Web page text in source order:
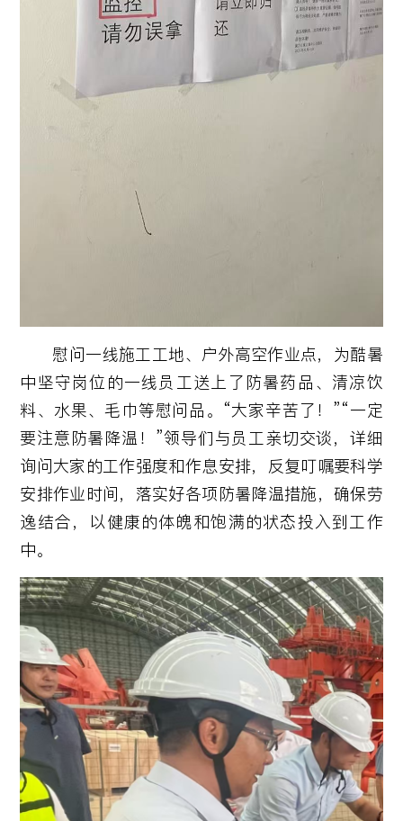
慰问一线施工工地、户外高空作业点，为酷暑
中坚守岗位的一线员工送上了防暑药品、清凉饮
料、水果、毛巾等慰问品。“大家辛苦了！”“一定
要注意防暑降温！”领导们与员工亲切交谈，详细
询问大家的工作强度和作息安排，反复叮嘱要科学
安排作业时间，落实好各项防暑降温措施，确保劳
逸结合，以健康的体魄和饱满的状态投入到工作
中。